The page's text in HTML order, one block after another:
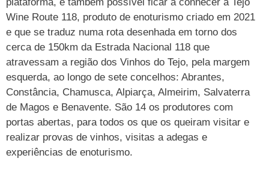
Wine Route 118, produto de enoturismo criado em 2021
e que se traduz numa rota desenhada em torno dos
cerca de 150km da Estrada Nacional 118 que
atravessam a região dos Vinhos do Tejo, pela margem
esquerda, ao longo de sete concelhos: Abrantes,
Constância, Chamusca, Alpiarça, Almeirim, Salvaterra
de Magos e Benavente. São 14 os produtores com
portas abertas, para todos os que os queiram visitar e
realizar provas de vinhos, visitas a adegas e
experiências de enoturismo.